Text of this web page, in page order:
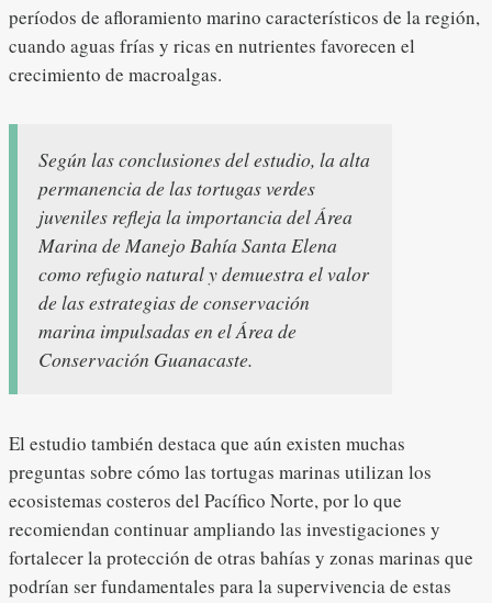
períodos de afloramiento marino característicos de la región,
cuando aguas frías y ricas en nutrientes favorecen el
crecimiento de macroalgas.
Según las conclusiones del estudio, la alta
permanencia de las tortugas verdes
juveniles refleja la importancia del Área
Marina de Manejo Bahía Santa Elena
como refugio natural y demuestra el valor
de las estrategias de conservación
marina impulsadas en el Área de
Conservación Guanacaste.
El estudio también destaca que aún existen muchas
preguntas sobre cómo las tortugas marinas utilizan los
ecosistemas costeros del Pacífico Norte, por lo que
recomiendan continuar ampliando las investigaciones y
fortalecer la protección de otras bahías y zonas marinas que
podrían ser fundamentales para la supervivencia de estas